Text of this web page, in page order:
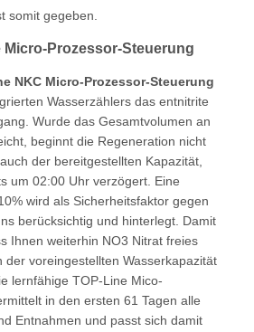
somit gegeben.
Prozessor-Steuerung
NKC Micro-Prozessor-Steuerung
Wasserzählers das entnitrite
Wurde das Gesamtvolumen an
beginnt die Regeneration nicht
der bereitgestellten Kapazität,
um 02:00 Uhr verzögert. Eine
wird als Sicherheitsfaktor gegen
berücksichtig und hinterlegt. Damit
Ihnen weiterhin NO3 Nitrat freies
der voreingestellten Wasserkapazität
lernfähige TOP-Line Mico-
in den ersten 61 Tagen alle
Entnahmen und passt sich damit